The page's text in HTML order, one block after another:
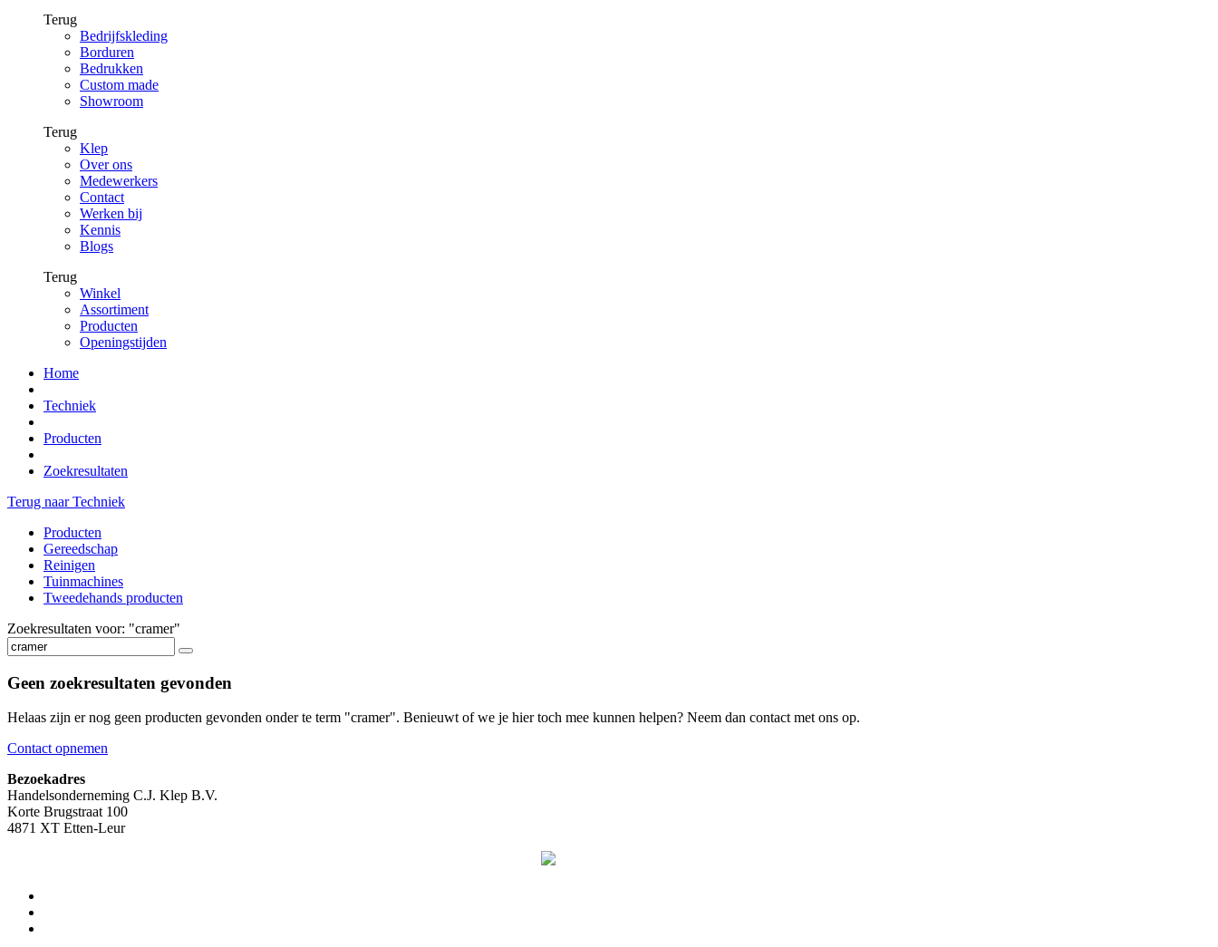
Terug
Bedrijfskleding
Borduren
Bedrukken
Custom made
Showroom
Terug
Klep
Over ons
Medewerkers
Contact
Werken bij
Kennis
Blogs
Terug
Winkel
Assortiment
Producten
Openingstijden
Home
Techniek
Producten
Zoekresultaten
Terug naar Techniek
Producten
Gereedschap
Reinigen
Tuinmachines
Tweedehands producten
Zoekresultaten voor: "cramer"
Geen zoekresultaten gevonden
Helaas zijn er nog geen producten gevonden onder te term "cramer". Benieuwt of we je hier toch mee kunnen helpen? Neem dan contact met ons op.
Contact opnemen
Bezoekadres
Handelsonderneming C.J. Klep B.V.
Korte Brugstraat 100
4871 XT Etten-Leur